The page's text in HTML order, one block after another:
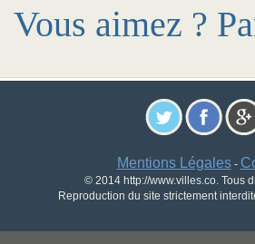
Vous aimez ?
Mentions Légales-
© 2014 http://www.villes.co. Tous
Reproduction du site strictement